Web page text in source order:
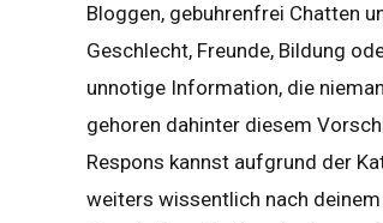
Bloggen, gebuhrenfrei Chatten
Geschlecht, Freunde, Bildung
unnotige Information, die
gehoren dahinter diesem
Respons kannst aufgrund der
weiters wissentlich nach